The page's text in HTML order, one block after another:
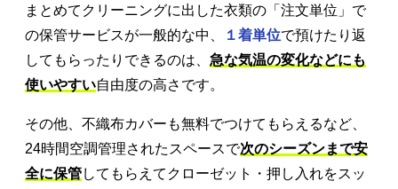
まとめてクリーニングに出した衣類の「注文単位」で
の保管サービスが一般的な中、
１着単位で預けたり返
してもらったりできるのは、 急な気温の変化などにも
使いやすい自由度の高さです。
その他、不織布カバーも無料でつけてもらえるなど、
24時間空調管理されたスペースで次のシーズンまで安
全に保管してもらえてクローゼット・押し入れをスッ